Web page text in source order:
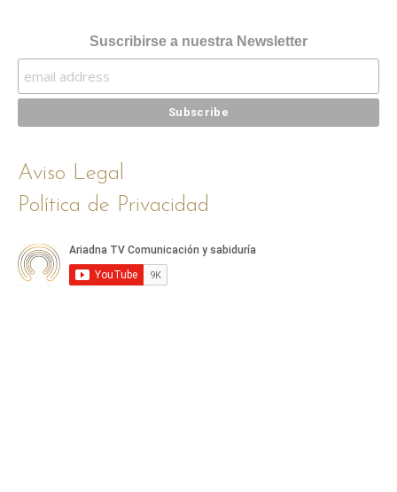
Suscribirse a nuestra Newsletter
Aviso Legal
Política de Privacidad